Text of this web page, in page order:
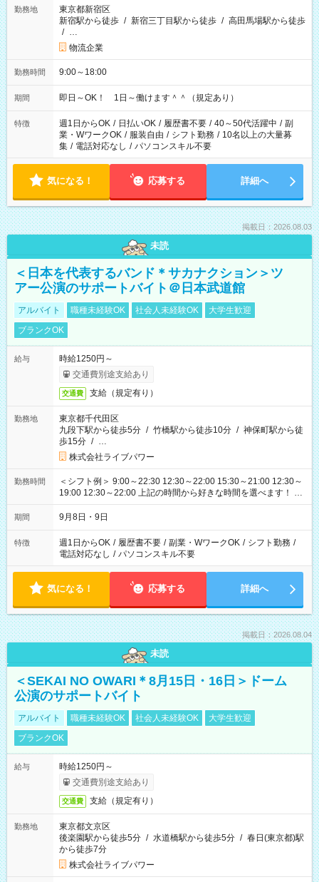
勤務地
東京都新宿区
新宿駅から徒歩 / 新宿三丁目駅から徒歩 / 高田馬場駅から徒歩
/ …
物流企業
勤務時間 9:00～18:00
期間 即日～OK！ 1日～働けます＾＾（規定あり）
特徴 週1日からOK / 日払いOK / 履歴書不要 / 40～50代活躍中 / 副
業・WワークOK / 服装自由 / シフト勤務 / 10名以上の大量募
集 / 電話対応なし / パソコンスキル不要
気になる！ 応募する 詳細へ
掲載日：2026.08.03
未読
＜日本を代表するバンド＊サカナクション＞ツ
アー公演のサポートバイト＠日本武道館
アルバイト 職種未経験OK 社会人未経験OK
大学生歓迎
ブランクOK
給与
時給1250円～
交通費別途支給あり
交通費 支給（規定有り）
勤務地
東京都千代田区
九段下駅から徒歩5分 / 竹橋駅から徒歩10分 / 神保町駅から徒
歩15分 / …
株式会社ライブパワー
勤務時間
＜シフト例＞ 9:00～22:30 12:30～22:00 15:30～21:00 12:30～
19:00 12:30～22:00 上記の時間から好きな時間を選べます！ ※
時間は変更となる可能性があります
期間 9月8日・9日
特徴 週1日からOK / 履歴書不要 / 副業・WワークOK / シフト勤務 /
電話対応なし / パソコンスキル不要
気になる！ 応募する 詳細へ
掲載日：2026.08.04
未読
＜SEKAI NO OWARI＊8月15日・16日＞ドーム
公演のサポートバイト
アルバイト 職種未経験OK 社会人未経験OK
大学生歓迎
ブランクOK
給与
時給1250円～
交通費別途支給あり
交通費 支給（規定有り）
勤務地
東京都文京区
後楽園駅から徒歩5分 / 水道橋駅から徒歩5分 / 春日(東京都)駅
から徒歩7分
株式会社ライブパワー